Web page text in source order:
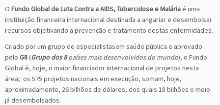
O Fundo Global de Luta Contra a AIDS, Tuberculose e Maláriaé uma
instituição financeira internacional destinada a angariar e desembolsar
recursos objetivando a prevenção e tratamento destas enfermidades.
Criado por um grupo de especialistasem saúde pública e aprovado
pelo G8(Grupo dos 8países mais desenvolvidos do mundo), o Fundo
Global é, hoje, o maior financiador internacional de projetos nesta
área; os 575 projetos nacionais em execução, somam, hoje,
aproximadamente, 26 bilhões de dólares, dos quais 18 bilhões e meio
já desembolsados.